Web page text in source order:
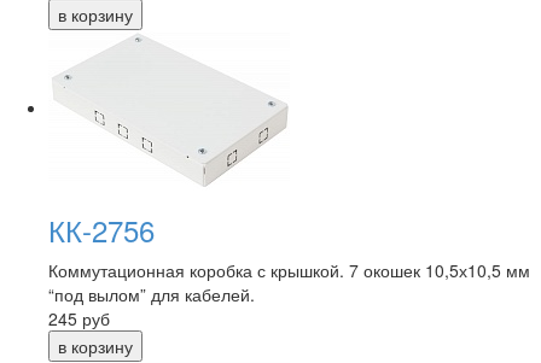
КК-2756
Коммутационная коробка с крышкой. 7 окошек 10,5х10,5 мм
“под вылом” для кабелей.
245 руб